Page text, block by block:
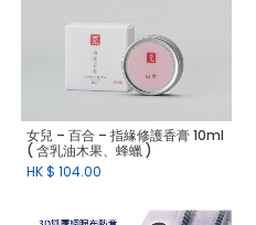
女兒 – 百合 – 指緣修護香膏 10ml
( 含乳油木果、蜂蠟 )
HK $ 104.00